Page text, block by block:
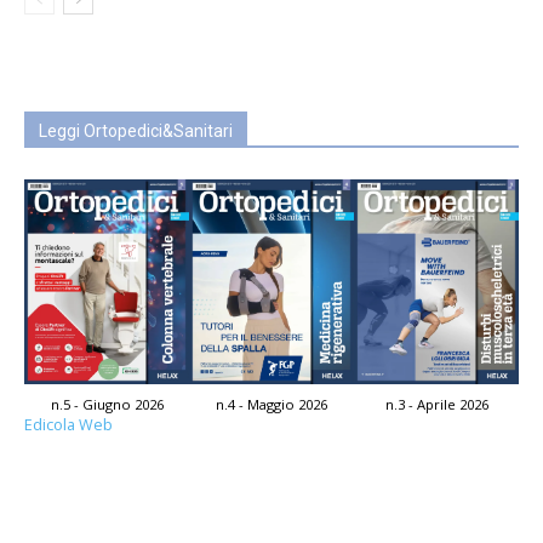
Leggi Ortopedici&Sanitari
n.5 - Giugno 2026 n.4 - Maggio 2026 n.3 - Aprile 2026
Edicola Web